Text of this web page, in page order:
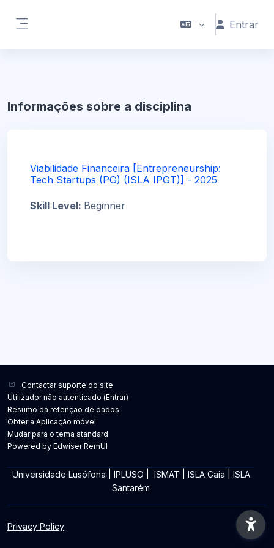
Entrar
Informações sobre a disciplina
Viabilidade Financeira [Entrepreneurship:
Tech Startups (PG) (ISLA IPGT)] - 2025
Skill Level: Beginner
Contactar suporte do site
Utilizador não autenticado (Entrar)
Resumo da retenção de dados
Obter a Aplicação móvel
Mudar para o tema standard
Powered by Edwiser RemUI
Universidade Lusófona IPLUSO ISMAT ISLA Gaia
ISLA
Santarém
Privacy Policy